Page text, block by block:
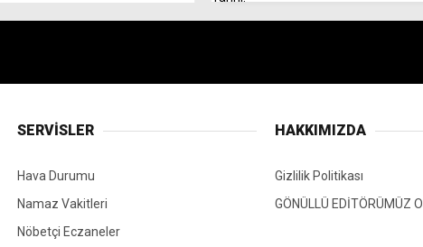
SERVİSLER
Hava Durumu
Namaz Vakitleri
Nöbetçi Eczaneler
HAKKIMIZDA
Gizlilik Politikası
GÖNÜLLÜ EDİTÖRÜMÜZ OL